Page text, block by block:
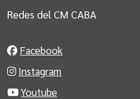
Redes del CM CABA
Facebook
Instagram
Youtube